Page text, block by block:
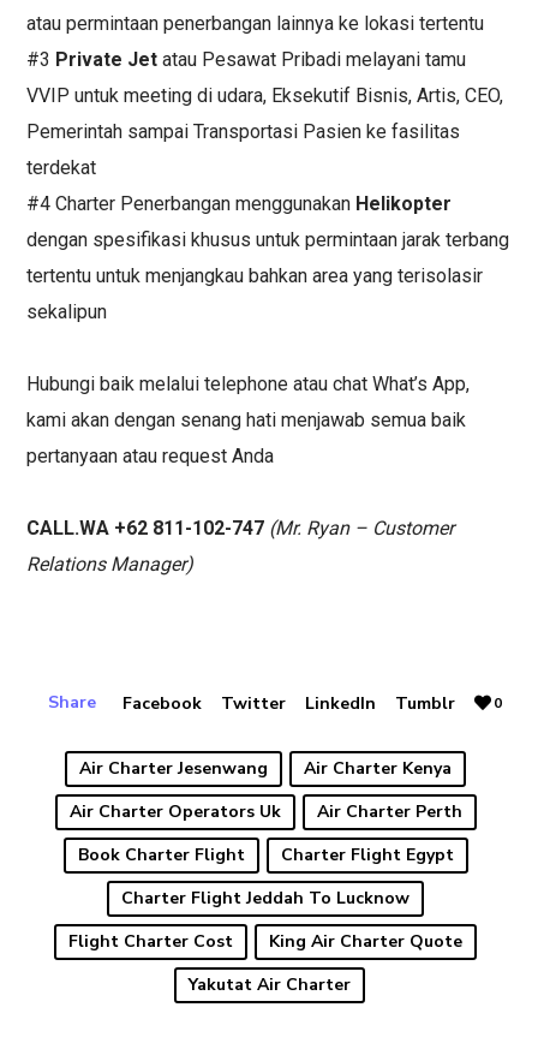
atau permintaan penerbangan lainnya ke lokasi tertentu
#3 Private Jet atau Pesawat Pribadi melayani tamu
VVIP untuk meeting di udara, Eksekutif Bisnis, Artis, CEO,
Pemerintah sampai Transportasi Pasien ke fasilitas
terdekat
#4 Charter Penerbangan menggunakan Helikopter
dengan spesifikasi khusus untuk permintaan jarak terbang
tertentu untuk menjangkau bahkan area yang terisolasir
sekalipun
Hubungi baik melalui telephone atau chat What’s App,
kami akan dengan senang hati menjawab semua baik
pertanyaan atau request Anda
CALL.WA +62 811-102-747 (Mr. Ryan – Customer
Relations Manager)
Share Facebook Twitter LinkedIn Tumblr 0
Air Charter Jesenwang
Air Charter Kenya
Air Charter Operators Uk
Air Charter Perth
Book Charter Flight
Charter Flight Egypt
Charter Flight Jeddah To Lucknow
Flight Charter Cost
King Air Charter Quote
Yakutat Air Charter